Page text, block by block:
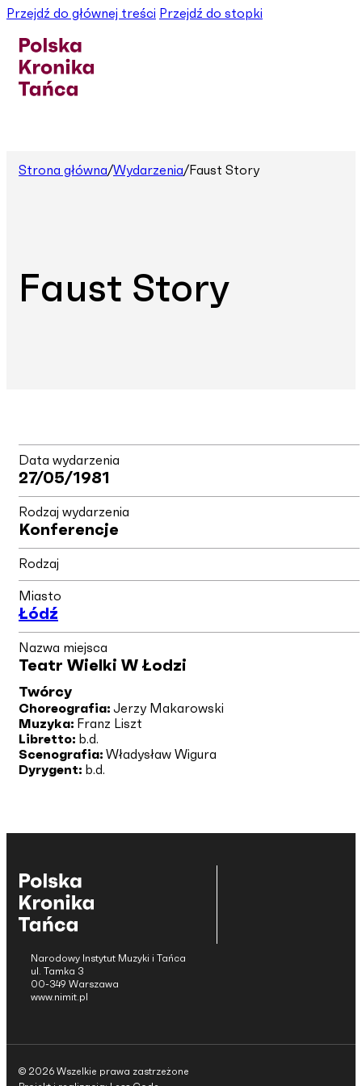
Przejdź do głównej treści Przejdź do stopki
Strona główna/Wydarzenia/Faust Story
Faust Story
Data wydarzenia
27/05/1981
Rodzaj wydarzenia
Konferencje
Rodzaj
Miasto
Łódź
Nazwa miejsca
Teatr Wielki W Łodzi
Twórcy
Choreografia: Jerzy Makarowski
Muzyka: Franz Liszt
Libretto: b.d.
Scenografia: Władysław Wigura
Dyrygent: b.d.
Narodowy Instytut Muzyki i Tańca
ul. Tamka 3
00-349 Warszawa
www.nimit.pl
© 2026 Wszelkie prawa zastrzeżone